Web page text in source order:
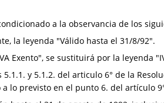
a la observancia de los
la leyenda "Válido hasta el 31/8/92".
Exento", se sustituirá por la leyenda
y 5.1.2. del articulo 6° de la
lo previsto en el punto 6. del artículo